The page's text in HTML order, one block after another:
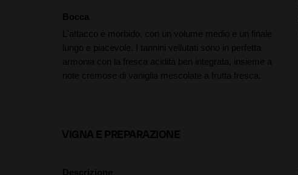
Bocca
L'attacco è morbido, con un volume medio e un finale
lungo e piacevole. I tannini vellutati sono in perfetta
armonia con la fresca acidità ben integrata, insieme a
note cremose di vaniglia mescolate a frutta fresca.
VIGNA E PREPARAZIONE
Descrizione